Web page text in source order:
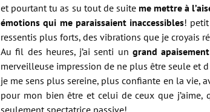
et pourtant tu as su tout de suite me mettre à
émotions qui me paraissaient inaccessibles!
ressentis plus forts, des vibrations que je croyais
Au fil des heures, j’ai senti ungrand
merveilleuse impression de ne plus être seule et
je me sens plus sereine, plus confiante en la vie,
pour mon bien être et celui de ceux que j’aime,
seulement spectatrice passive!